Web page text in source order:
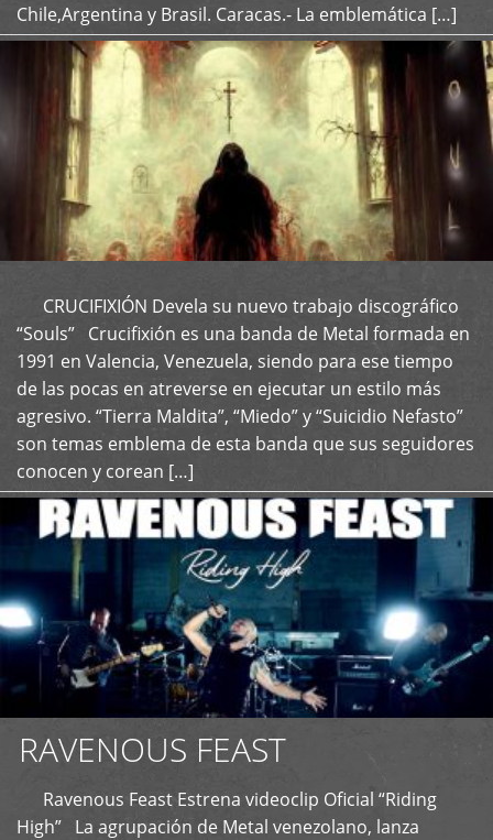
Chile,Argentina y Brasil. Caracas.- La emblemática […]
CRUCIFIXIÓN Devela su nuevo trabajo discográfico
“Souls” Crucifixión es una banda de Metal formada en
1991 en Valencia, Venezuela, siendo para ese tiempo
de las pocas en atreverse en ejecutar un estilo más
agresivo. “Tierra Maldita”, “Miedo” y “Suicidio Nefasto”
son temas emblema de esta banda que sus seguidores
conocen y corean […]
+
RAVENOUS FEAST
Ravenous Feast Estrena videoclip Oficial “Riding
High” La agrupación de Metal venezolano, lanza